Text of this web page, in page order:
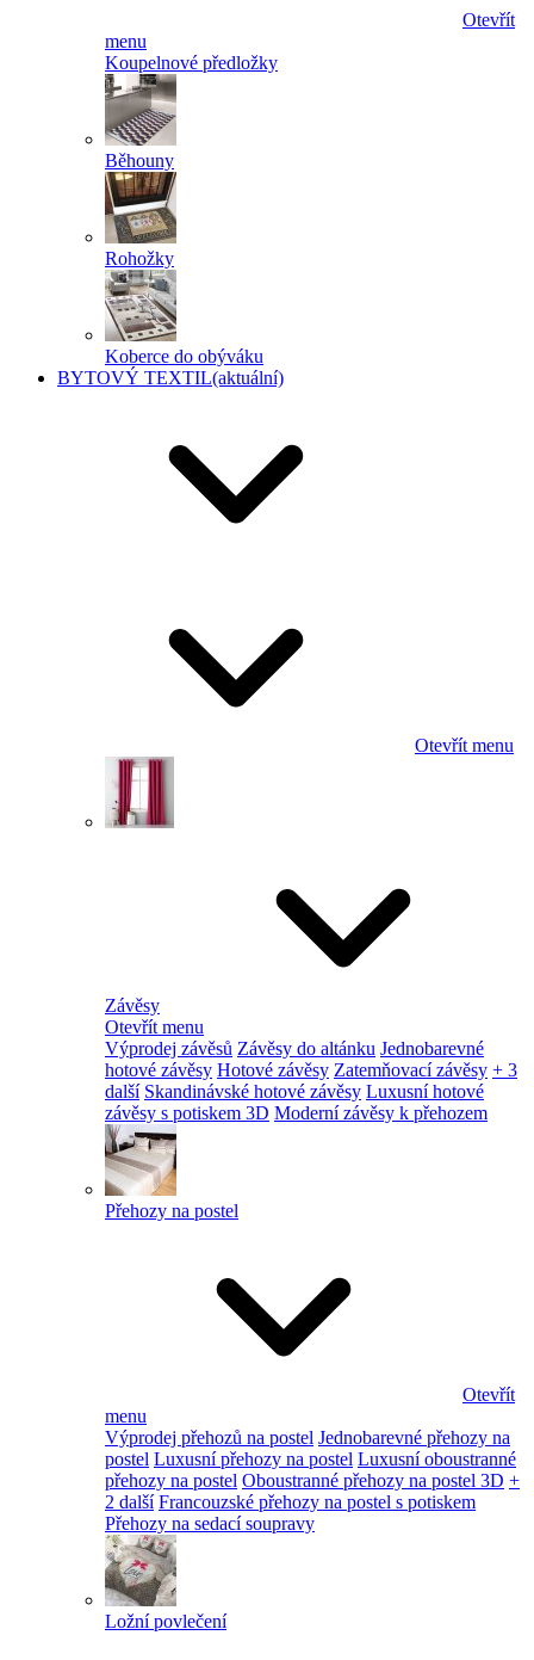
Otevřít
menu
Koupelnové předložky
Běhouny
Rohožky
Koberce do obýváku
BYTOVÝ TEXTIL(aktuální)
Otevřít menu
Závěsy
Otevřít menu
Výprodej závěsů Závěsy do altánku Jednobarevné
hotové závěsy Hotové závěsy Zatemňovací závěsy + 3
další Skandinávské hotové závěsy Luxusní hotové
závěsy s potiskem 3D Moderní závěsy k přehozem
Přehozy na postel
Otevřít
menu
Výprodej přehozů na postel Jednobarevné přehozy na
postel Luxusní přehozy na postel Luxusní oboustranné
přehozy na postel Oboustranné přehozy na postel 3D +
2 další Francouzské přehozy na postel s potiskem
Přehozy na sedací soupravy
Ložní povlečení